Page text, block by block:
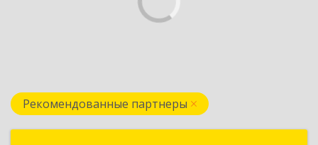
Рекомендованные партнеры